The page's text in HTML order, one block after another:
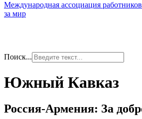
Международная ассоциация
за мир
Поиск...
Южный Кавказ
Россия-Армения: За